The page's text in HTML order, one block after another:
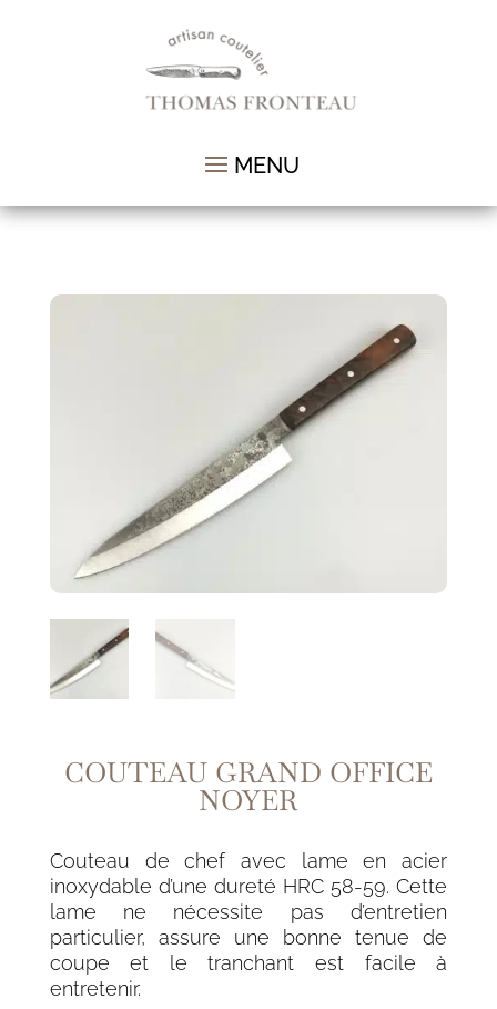
COUTEAU GRAND OFFICE
NOYER
Couteau de chef avec lame en acier
inoxydable d’une dureté HRC 58-59. Cette
lame ne nécessite pas d’entretien
particulier, assure une bonne tenue de
coupe et le tranchant est facile à
entretenir.